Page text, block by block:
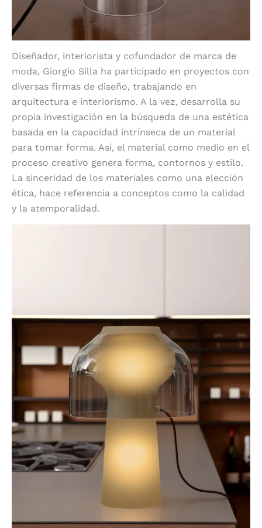
Diseñador, interiorista y cofundador de marca de
moda, Giorgio Silla ha participado en proyectos con
diversas firmas de diseño, trabajando en
arquitectura e interiorismo. A la vez, desarrolla su
propia investigación en la búsqueda de una estética
basada en la capacidad intrínseca de un material
para tomar forma. Así, el material como medio en el
proceso creativo genera forma, contornos y estilo.
La sinceridad de los materiales como una elección
ética, hace referencia a conceptos como la calidad
y la atemporalidad.